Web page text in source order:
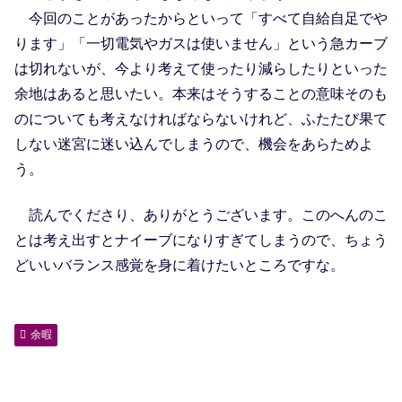
今回のことがあったからといって「すべて自給自足でや
ります」「一切電気やガスは使いません」という急カーブ
は切れないが、今より考えて使ったり減らしたりといった
余地はあると思いたい。本来はそうすることの意味そのも
のについても考えなければならないけれど、ふたたび果て
しない迷宮に迷い込んでしまうので、機会をあらためよ
う。
読んでくださり、ありがとうございます。このへんのこ
とは考え出すとナイーブになりすぎてしまうので、ちょう
どいいバランス感覚を身に着けたいところですな。
余暇